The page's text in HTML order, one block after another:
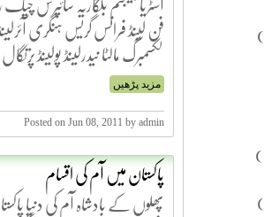
فن لینڈ فرانس گریس ہنگری آئرلینڈ
لکسمبرگ مالٹا نیدرلینڈ پولینڈ
مزید پڑھیں
Posted on Jun 08, 2011 by admin
پاکستان میں آم کی اقسام
پھلوں کے بادشاہ آم کی دنیا